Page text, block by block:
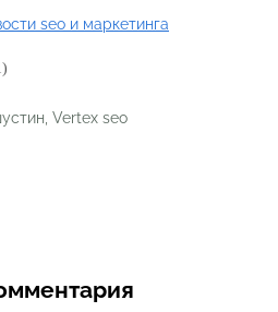
seo и маркетинга
Vertex seo